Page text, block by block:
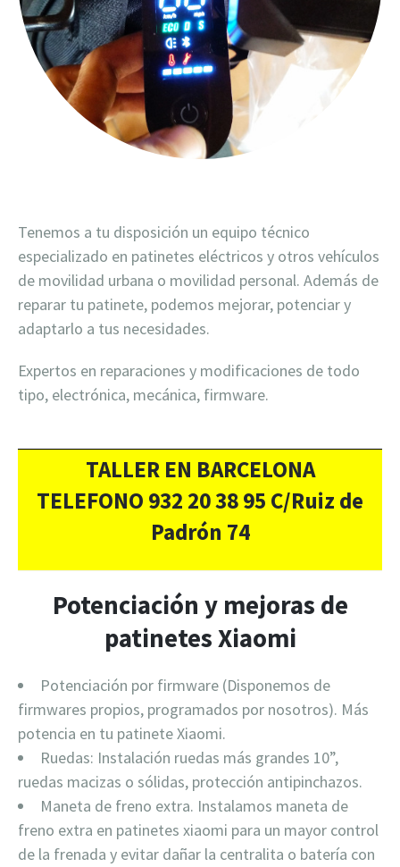
Tenemos a tu disposición un equipo técnico
especializado en patinetes eléctricos y otros vehículos
de movilidad urbana o movilidad personal. Además de
reparar tu patinete, podemos mejorar, potenciar y
adaptarlo a tus necesidades.
Expertos en reparaciones y modificaciones de todo
tipo, electrónica, mecánica, firmware.
TALLER EN BARCELONA
TELEFONO 932 20 38 95 C/Ruiz de
Padrón 74
Potenciación y mejoras de
patinetes Xiaomi
Potenciación por firmware (Disponemos de
firmwares propios, programados por nosotros). Más
potencia en tu patinete Xiaomi.
Ruedas: Instalación ruedas más grandes 10”,
ruedas macizas o sólidas, protección antipinchazos.
Maneta de freno extra. Instalamos maneta de
freno extra en patinetes xiaomi para un mayor control
de la frenada y evitar dañar la centralita o batería con